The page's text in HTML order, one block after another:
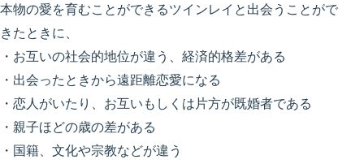
本物の愛を育むことができるツインレイと出会うことがで
きたときに、
・お互いの社会的地位が違う、経済的格差がある
・出会ったときから遠距離恋愛になる
・恋人がいたり、お互いもしくは片方が既婚者である
・親子ほどの歳の差がある
・国籍、文化や宗教などが違う